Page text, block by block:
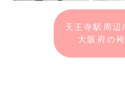
天王寺駅周
大阪府の